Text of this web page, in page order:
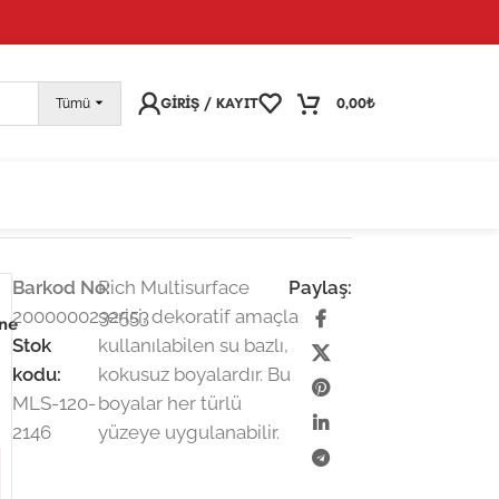
vermeye devam edebilirsiniz; tüm kargolarınız
Tümü GIRIŞ / KAYIT 0,00₺
Barkod No:
2000000232553
Stok
kodu:
MLS-120-
2146
Rich Multisurface
serisi, dekoratif amaçla
kullanılabilen su bazlı,
kokusuz boyalardır. Bu
boyalar her türlü
yüzeye uygulanabilir.
Paylaş: